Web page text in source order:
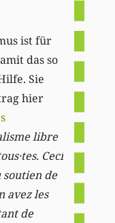
ist für
das so
Sie
hier
libre
Ceci
soutien de
avez les
de